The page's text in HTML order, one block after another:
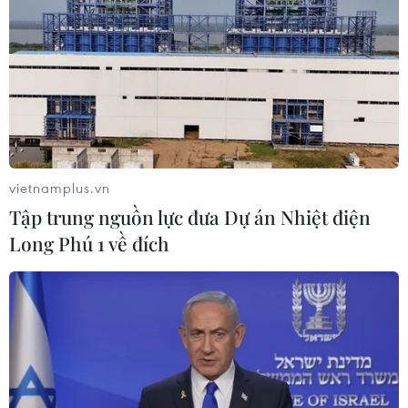
Ninh Thuận hỗ trợ doanh nghiệp phục hồi
sản xuất và an toàn phòng dịch
16/09/2021 04:03
vietnamplus.vn
Tập trung nguồn lực đưa Dự án Nhiệt điện
Long Phú 1 về đích